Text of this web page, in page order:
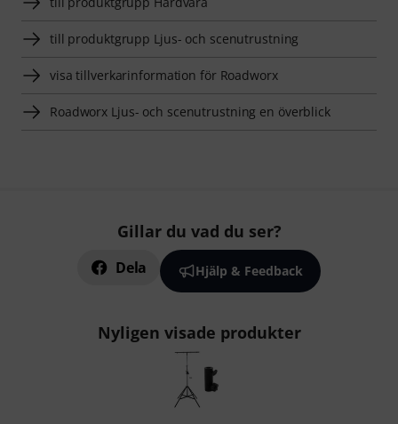
till produktgrupp Ljus- och scenutrustning
visa tillverkarinformation för Roadworx
Roadworx Ljus- och scenutrustning en överblick
Gillar du vad du ser?
Dela Hjälp & Feedback
Nyligen visade produkter